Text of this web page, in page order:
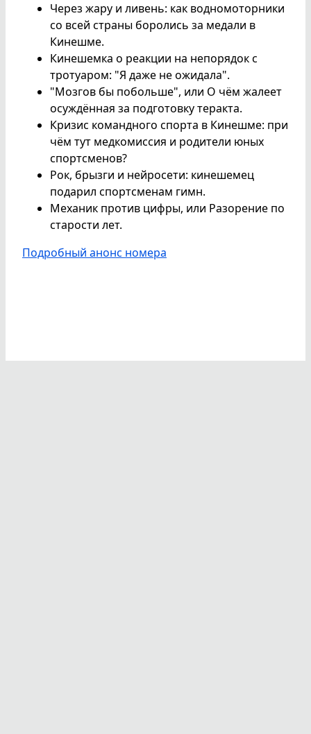
Через жару и ливень: как водномоторники
со всей страны боролись за медали в
Кинешме.
Кинешемка о реакции на непорядок с
тротуаром: "Я даже не ожидала".
"Мозгов бы побольше", или О чём жалеет
осуждённая за подготовку теракта.
Кризис командного спорта в Кинешме: при
чём тут медкомиссия и родители юных
спортсменов?
Рок, брызги и нейросети: кинешемец
подарил спортсменам гимн.
Механик против цифры, или Разорение по
старости лет.
Подробный анонс номера